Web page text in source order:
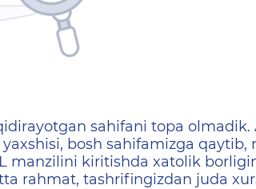
не найдена
sahifani topa olmadik.
bosh sahifamizga
manzilini kiritishda xatolik
rahmat, tashrifingizdan juda